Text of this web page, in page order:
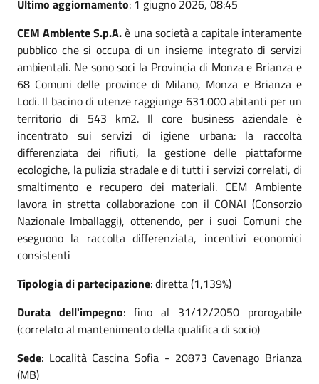
Ultimo aggiornamento: 1 giugno 2026, 08:45
CEM Ambiente S.p.A.è una società a capitale interamente
pubblico che si occupa di un insieme integrato di servizi
ambientali. Ne sono soci la Provincia di Monza e Brianza e
68 Comuni delle province di Milano, Monza e Brianza e
Lodi. Il bacino di utenze raggiunge 631.000 abitanti per un
territorio di 543 km2. Il core business aziendale è
incentrato sui servizi di igiene urbana: la raccolta
differenziata dei rifiuti, la gestione delle piattaforme
ecologiche, la pulizia stradale e di tutti i servizi correlati, di
smaltimento e recupero dei materiali. CEM Ambiente
lavora in stretta collaborazione con il CONAI (Consorzio
Nazionale Imballaggi), ottenendo, per i suoi Comuni che
eseguono la raccolta differenziata, incentivi economici
consistenti
Tipologia di partecipazione: diretta (1,139%)
Durata dell'impegno: fino al 31/12/2050 prorogabile
(correlato al mantenimento della qualifica di socio)
Sede: Località Cascina Sofia - 20873 Cavenago Brianza
(MB)